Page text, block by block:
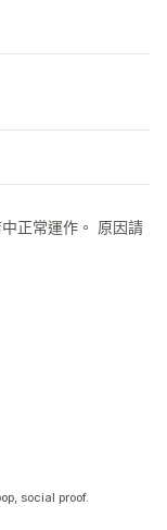
正常運作。 原因請
social proof.